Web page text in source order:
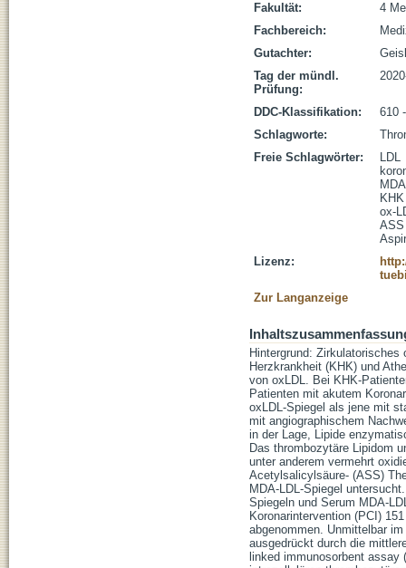
Fakultät:
4
Fachbereich:
Gutachter:
Tag der mündl.
Prüfung:
DDC-Klassifikation:
610
Schlagworte:
Freie Schlagwörter:
LDL
KHK
ox-
ASS
Lizenz:
Zur Langanzeige
Hintergrund:
Herzkrankheit (KHK) und
von oxLDL. Bei KHK-
Patienten mit akutem
oxLDL-Spiegel als jene mit
mit angiographischem
in der Lage, Lipide
Das thrombozytäre Lipidom
unter anderem vermehrt
Acetylsalicylsäure- (ASS)
MDA-LDL-Spiegel
Spiegeln und Serum MDA-
Koronarintervention (PCI)
abgenommen. Unmittelbar
ausgedrückt durch die
linked immunosorbent